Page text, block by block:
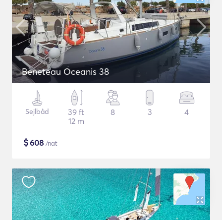
Beneteau Oceanis 38
Sejlbåd
39 ft
12 m
8 3 4
$608 /nat